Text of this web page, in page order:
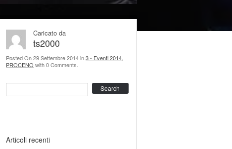
Caricato da
ts2000
Posted On 29 Settembre 2014 in3 - Eventi 2014
PROCENO with 0 Comments.
Articoli recenti